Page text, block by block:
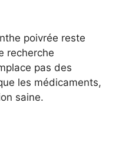
poivrée reste
recherche
pas des
les médicaments,
saine.